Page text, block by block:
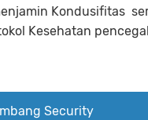
Kondusifitas
Kesehatan
Security